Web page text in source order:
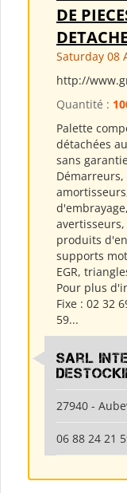
DE
Saturday 08
http://
Quantité :
Palette
détachées
sans
produits
supports
EGR,
Pour plus
Fixe : 02 32
59...
Sarl
27940 -
06 88 24 21